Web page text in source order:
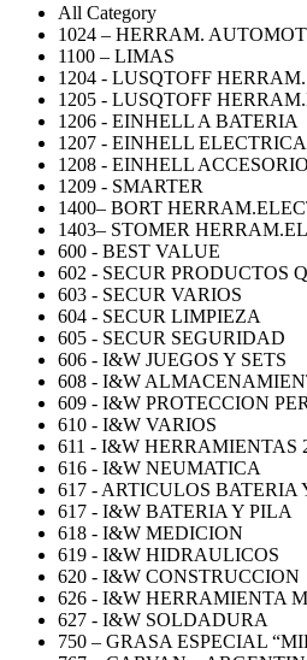
All Category
1024 – HERRAM.
1100 – LIMAS
1204 - LUSQTOFF
1205 - LUSQTOFF
1206 - EINHELL A BATERIA
1207 - EINHELL
1208 - EINHELL
1209 - SMARTER
1400– BORT
1403– STOMER
600 - BEST VALUE
602 - SECUR PRODUCTOS
603 - SECUR VARIOS
604 - SECUR LIMPIEZA
605 - SECUR SEGURIDAD
606 - I&W JUEGOS Y SETS
608 - I&W
609 - I&W PROTECCION
610 - I&W VARIOS
611 - I&W HERRAMIENTAS
616 - I&W NEUMATICA
617 - ARTICULOS BATERIA
617 - I&W BATERIA Y PILA
618 - I&W MEDICION
619 - I&W HIDRAULICOS
620 - I&W CONSTRUCCION
626 - I&W HERRAMIENTA
627 - I&W SOLDADURA
750 – GRASA ESPECIAL